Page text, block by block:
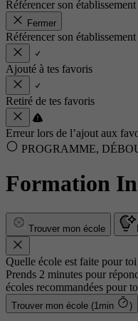
Référencer son établissement
Fermer
Référencer son établissement
Ajouté à tes favoris
Retiré de tes favoris
Erreur lors de l’ajout aux
PROGRAMME,
Formation
Trouver mon école
Quelle école est faite pour toi
Prends 2 minutes pour
écoles recommandées pour
Trouver mon école (1min )